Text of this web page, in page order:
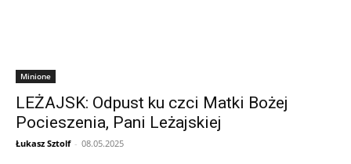
Minione
LEŻAJSK: Odpust ku czci Matki Bożej
Pocieszenia, Pani Leżajskiej
Łukasz Sztolf - 08.05.2025